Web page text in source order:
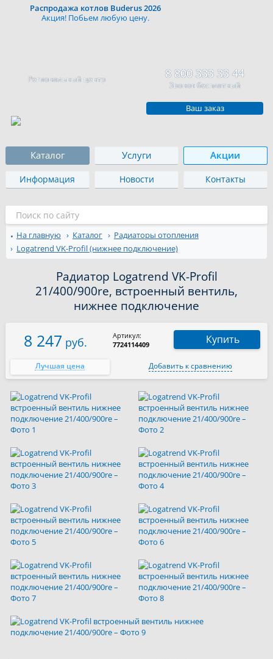
Распродажа котлов Buderus 2026
Акция! Побьем любую цену.
Региональный центр 8 800 333 33 44
Звонок бесплатный
Ваш заказ
Каталог Услуги Акции
Информация Новости Контакты
На главную Каталог
Радиаторы отопления
Logatrend VK-Profil (нижнее подключение)
Радиатор Logatrend VK-Profil
21/400/900re, встроенный вентиль,
нижнее подключение
8 247 руб.
Артикул:
7724114409
Купить
Лучшая цена Добавить к сравнению